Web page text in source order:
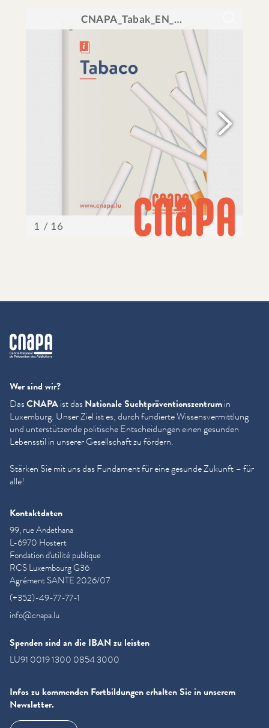
cnapa
Wer sind wir?
DasCNAPAist dasNationale Sucht­präven­tion­szen­trumin
Luxemburg. Unser Ziel ist es, durch fundierte Wis­sensver­mit­tlung
und unter­stützende politische Entschei­dun­gen einen gesunden
Lebensstil in unserer Gesellschaft zu fördern.
Stärken Sie mit uns das Fundament für eine gesunde Zukunft – für
alle!
Kontaktdaten
99, rue Andethana
L-6970 Hostert
Fondation d'utilité publique
RCS Luxembourg G36
Agrément SANTE 2026/07
(+352)-49-77-77-1
info@cnapa.lu
Spenden sind an die IBAN zu leisten
LU91 0019 1300 0854 3000
Infos zu kommenden Fortbildungen erhalten Sie in unserem
Newsletter.